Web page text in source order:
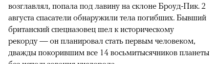
возглавлял, попала под лавину на склоне Броуд-Пик. 2
августа спасатели обнаружили тела погибших. Бывший
британский спецназовец шел к историческому
рекорду — он планировал стать первым человеком,
дважды покорившим все 14 восьмитысячников планеты